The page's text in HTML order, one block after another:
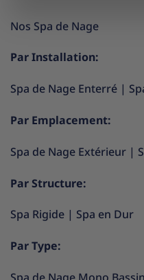
Nos Spa de Nage
Par Installation:
Spa de Nage Enterré |
Par Emplacement:
Spa de Nage Extérieur |
Par Structure:
Spa Rigide | Spa en Dur
Par Type: